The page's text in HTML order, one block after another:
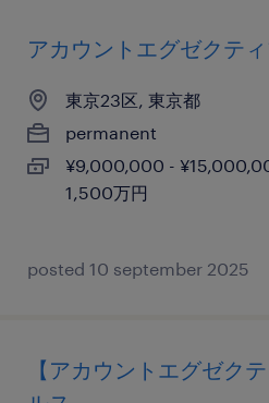
アカウントエグゼクテ
東京23区, 東京都
permanent
¥9,000,000 -
1,500万円
posted 10 september 2025
【アカウントエグゼク